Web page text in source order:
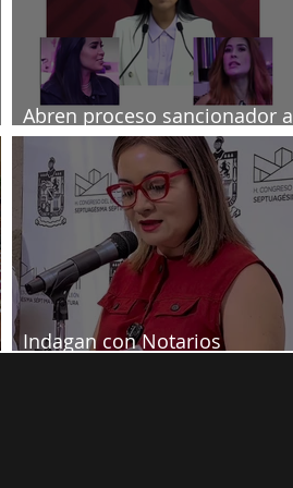
Abren proceso sancionador a
diputadas poblanas
Indagan con Notarios